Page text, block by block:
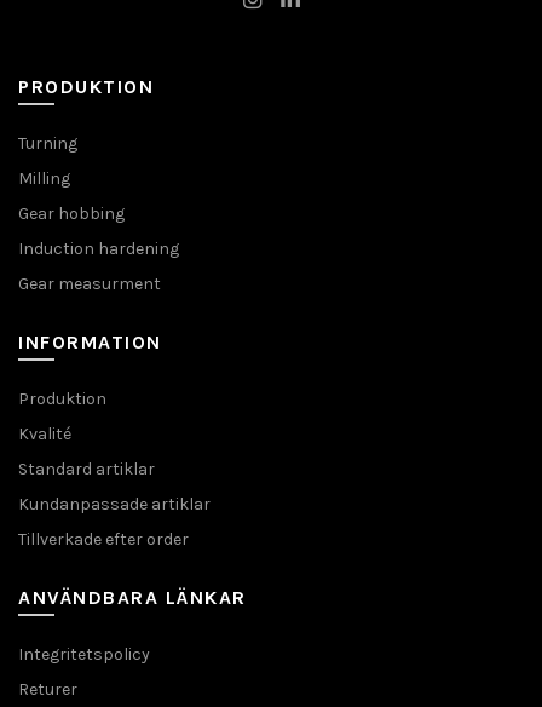
PRODUKTION
Turning
Milling
Gear hobbing
Induction hardening
Gear measurment
INFORMATION
Produktion
Kvalité
Standard artiklar
Kundanpassade artiklar
Tillverkade efter order
ANVÄNDBARA LÄNKAR
Integritetspolicy
Returer